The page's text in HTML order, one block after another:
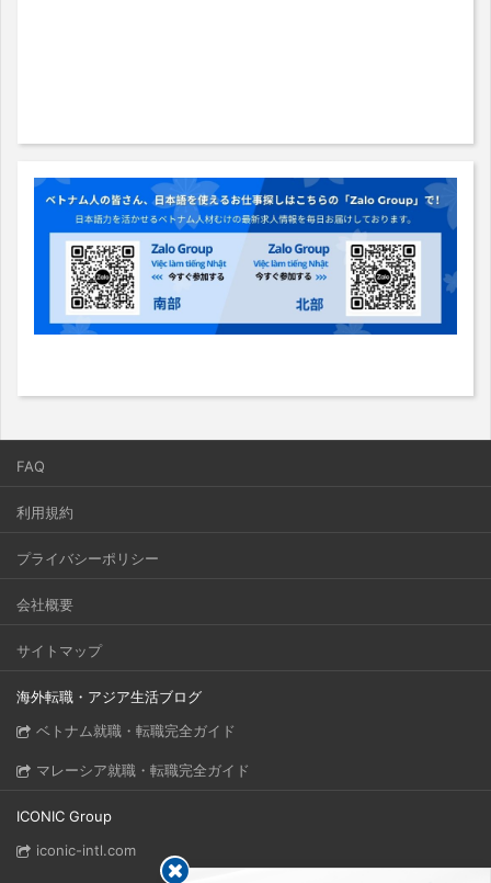
FAQ
利用規約
プライバシーポリシー
会社概要
サイトマップ
海外転職・アジア生活ブログ
ベトナム就職・転職完全ガイド
マレーシア就職・転職完全ガイド
ICONIC Group
iconic-intl.com